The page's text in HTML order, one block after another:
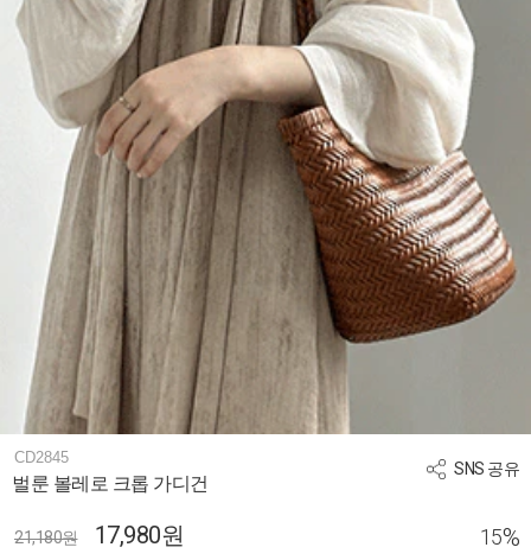
SNS 공유
CD2845
벌룬 볼레로 크롭 가디건
21,180원 17,980원 15%